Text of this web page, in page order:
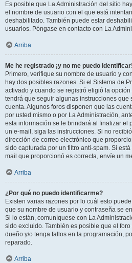
Es posible que La Administración del sitio
el nombre de usuario con el que está
deshabilitado. También puede estar
usuarios. Póngase en contacto con La
Arriba
Me he registrado ¡y no me puedo identificar!
Primero, verifique su nombre de usuario y
hay dos posibles razones. Si el Sistema de
activado y cuando se registró eligió la opción
tendrá que seguir algunas instrucciones que
cuenta. Algunos foros disponen que las
por usted mismo o por La Administración,
esta información se le brindará al finalizar el
un e-mail, siga las instrucciones. Si no
dirección de correo electrónico que
sido capturada por un filtro anti-spam. Si
mail que proporcionó es correcta, envíe un
Arriba
¿Por qué no puedo identificarme?
Existen varias razones por lo cuál esto
que su nombre de usuario y contraseña se
Si lo están, comuníquese con La
sido excluido. También es posible que el
dueño y/o tenga fallos en la programación,
reparado.
Arriba